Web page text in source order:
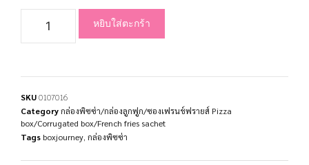
หยิบใส่ตะกร้า
SKU0107016
Categoryกล่องพิซซ่า/กล่องลูกฟูก/ซองเฟรนช์ฟรายส์ Pizza
box/Corrugated box/French fries sachet
Tags boxjourney กล่องพิซซ่า